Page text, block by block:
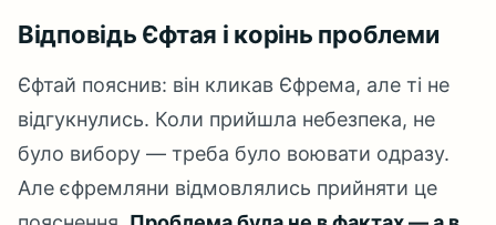
Відповідь Єфтая і корінь проблеми
Єфтай пояснив: він кликав Єфрема, але ті не
відгукнулись. Коли прийшла небезпека, не
було вибору — треба було воювати одразу.
Але єфремляни відмовлялись прийняти це